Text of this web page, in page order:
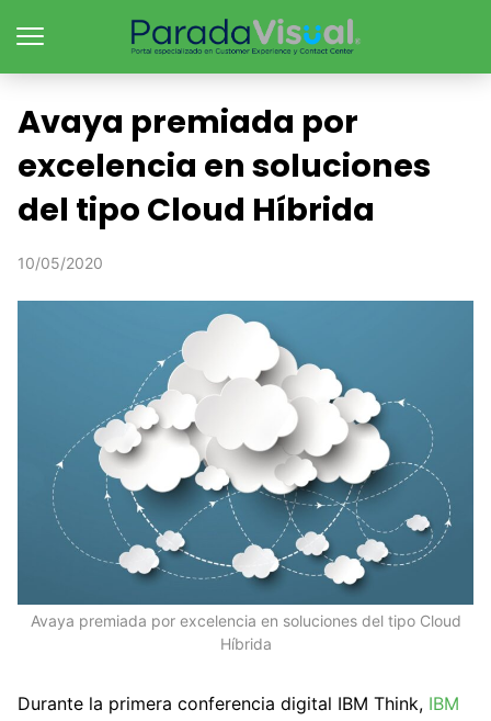
Avaya premiada por
excelencia en soluciones
del tipo Cloud Híbrida
10/05/2020
Avaya premiada por excelencia en soluciones del tipo Cloud
Híbrida
Durante la primera conferencia digital IBM Think, IBM